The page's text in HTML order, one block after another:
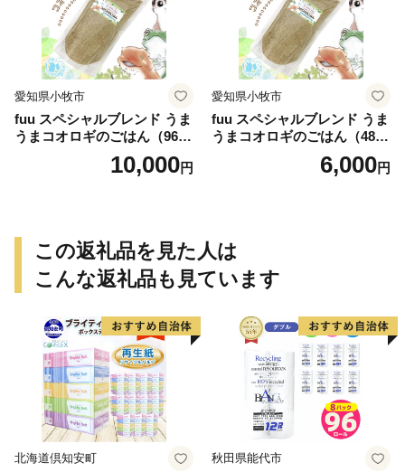
愛知県小牧市
fuu スペシャルブレンド うま
うまコオロギのごはん（960
10,000円
愛知県小牧市
fuu スペシャルブレンド うま
うまコオロギのごはん（480
6,000円
この返礼品を見た人は
こんな返礼品も見ています
北海道倶知安町 秋田県能代市